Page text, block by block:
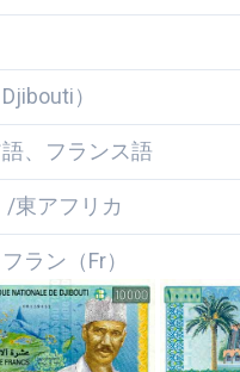
）
、フランス語
/東アフリカ
ラン（Fr）